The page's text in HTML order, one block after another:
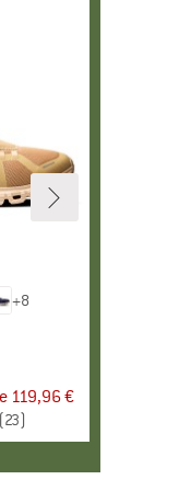
+8
119,96 €
(23)